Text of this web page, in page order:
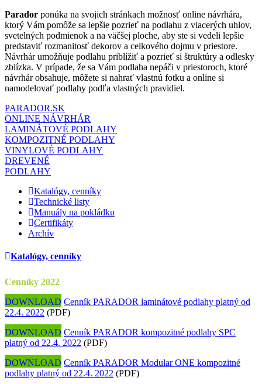
Parador ponúka na svojich stránkach možnosť online návrhára,
ktorý Vám pomôže sa lepšie pozrieť na podlahu z viacerých uhlov,
svetelných podmienok a na väčšej ploche, aby ste si vedeli lepšie
predstaviť rozmanitosť dekorov a celkového dojmu v priestore.
Návrhár umožňuje podlahu priblížiť a pozrieť si štruktúry a odlesky
zblízka. V prípade, že sa Vám podlaha nepáči v priestoroch, ktoré
návrhár obsahuje, môžete si nahrať vlastnú fotku a online si
namodelovať podlahy podľa vlastných pravidiel.
PARADOR.SK
ONLINE NÁVRHÁR
LAMINÁTOVÉ PODLAHY
KOMPOZITNÉ PODLAHY
VINYLOVÉ PODLAHY
DREVENÉ
PODLAHY
Katalógy, cenníky
Technické listy
Manuály na pokládku
Certifikáty
Archív
Katalógy, cenníky
Cenníky 2022
DOWNLOAD Cenník PARADOR laminátové podlahy platný od
22.4. 2022 (PDF)
DOWNLOAD Cenník PARADOR kompozitné podlahy SPC
platný od 22.4. 2022 (PDF)
DOWNLOAD Cenník PARADOR Modular ONE kompozitné
podlahy platný od 22.4. 2022 (PDF)